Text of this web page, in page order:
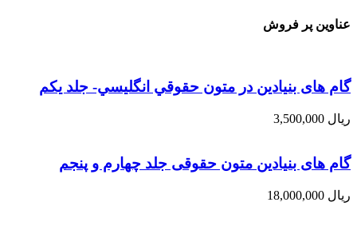
عناوین پر فروش
گام های بنیادین در متون حقوقي انگليسي- جلد يكم
ریال
گام های بنیادین متون حقوقی جلد چهارم و پنجم
ریال